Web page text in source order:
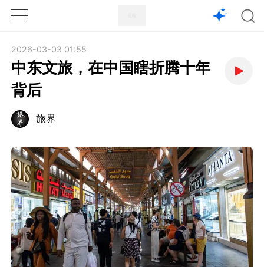
1X
2026-03-03 01:55
中东文旅，在中国瞎折腾十年
背后
旅界